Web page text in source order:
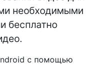
необходимыми
бесплатно
с помощью